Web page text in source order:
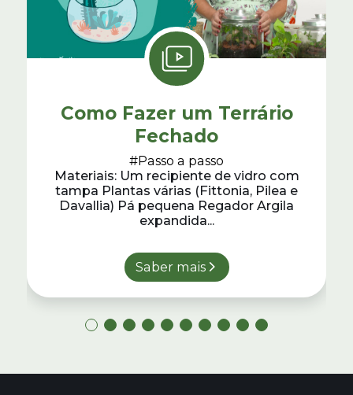
Como Fazer um Terrário
Fechado
#Passo a passo
Materiais: Um recipiente de vidro com
tampa Plantas várias (Fittonia, Pilea e
Davallia) Pá pequena Regador Argila
expandida...
Saber mais